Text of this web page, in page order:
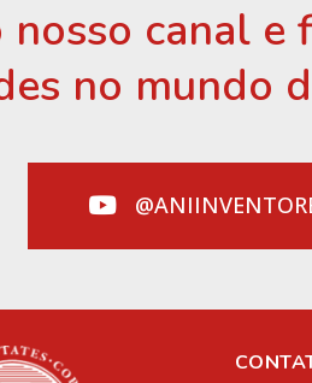
nosso canal
no mundo